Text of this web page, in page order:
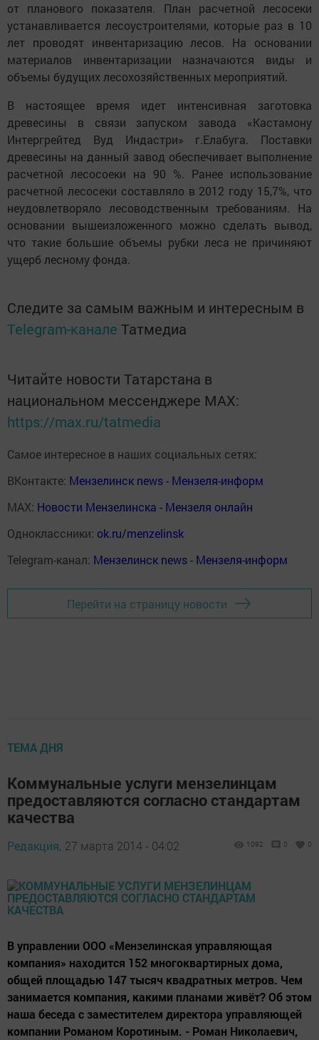
от планового показателя. План расчетной лесосеки
устанавливается лесоустроителями, которые раз в 10
лет проводят инвентаризацию лесов. На основании
материалов инвентаризации назначаются виды и
объемы будущих лесохозяйственных мероприятий.
В настоящее время идет интенсивная заготовка
древесины в связи запуском завода «Кастамону
Интергрейтед Вуд Индастри» г.Елабуга. Поставки
древесины на данный завод обеспечивает выполнение
расчетной лесосоеки на 90 %. Ранее использование
расчетной лесосеки составляло в 2012 году 15,7%, что
неудовлетворяло лесоводственным требованиям. На
основании вышеизложенного можно сделать вывод,
что такие большие объемы рубки леса не причиняют
ущерб лесному фонда.
Следите за самым важным и интересным в
Telegram-канале Татмедиа
Читайте новости Татарстана в
национальном мессенджере MАХ:
https://max.ru/tatmedia
Самое интересное в наших социальных сетях:
ВКонтакте: Мензелинск news - Мензеля-информ
MAX: Новости Мензелинска - Мензеля онлайн
Одноклассники: ok.ru/menzelinsk
Telegram-канал: Мензелинск news - Мензеля-информ
Перейти на страницу новости
ТЕМА ДНЯ
Коммунальные услуги мензелинцам
предоставляются согласно стандартам
качества
Редакция, 27 марта 2014 - 04:02 1092 0 0
В управлении ООО «Мензелинская управляющая
компания» находится 152 многоквартирных дома,
общей площадью 147 тысяч квадратных метров. Чем
занимается компания, какими планами живёт? Об этом
наша беседа с заместителем директора управляющей
компании Романом Коротиным. - Роман Николаевич,